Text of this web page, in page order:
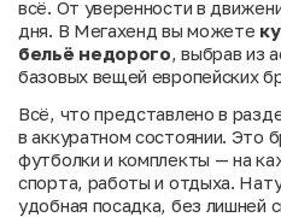
всё. От уверенности в
дня. В Мегахенд вы можете
бельё недорого, выбрав из
базовых вещей европейских
Всё, что представлено в
в аккуратном состоянии. Это
футболки и комплекты — на
спорта, работы и отдыха.
удобная посадка, без лишней